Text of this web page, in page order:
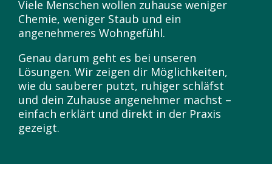
Viele Menschen wollen zuhause weniger
Chemie, weniger Staub und ein
angenehmeres Wohngefühl.
Genau darum geht es bei unseren
Lösungen. Wir zeigen dir Möglichkeiten,
wie du sauberer putzt, ruhiger schläfst
und dein Zuhause angenehmer machst –
einfach erklärt und direkt in der Praxis
gezeigt.